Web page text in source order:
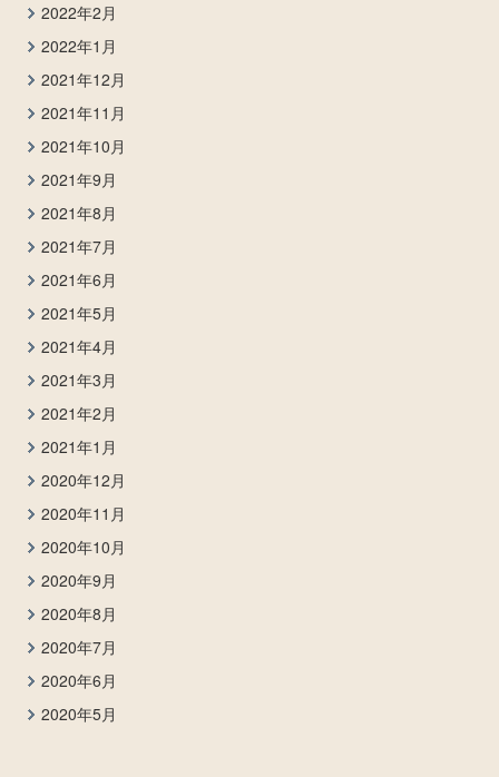
2022年2月
2022年1月
2021年12月
2021年11月
2021年10月
2021年9月
2021年8月
2021年7月
2021年6月
2021年5月
2021年4月
2021年3月
2021年2月
2021年1月
2020年12月
2020年11月
2020年10月
2020年9月
2020年8月
2020年7月
2020年6月
2020年5月